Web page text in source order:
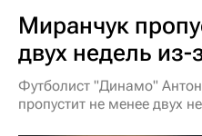
Миранчук
двух недель
Футболист "Динамо"
пропустит не менее двух